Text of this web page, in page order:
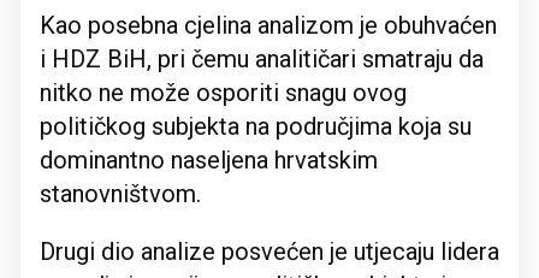
Kao posebna cjelina analizom je obuhvaćen
i HDZ BiH, pri čemu analitičari smatraju da
nitko ne može osporiti snagu ovog
političkog subjekta na područjima koja su
dominantno naseljena hrvatskim
stanovništvom.
Drugi dio analize posvećen je utjecaju lidera